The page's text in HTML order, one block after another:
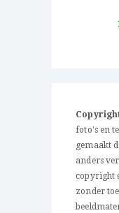
foto's en
gemaakt
anders
copyright
zonder